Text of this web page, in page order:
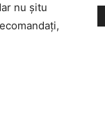
nu şitu